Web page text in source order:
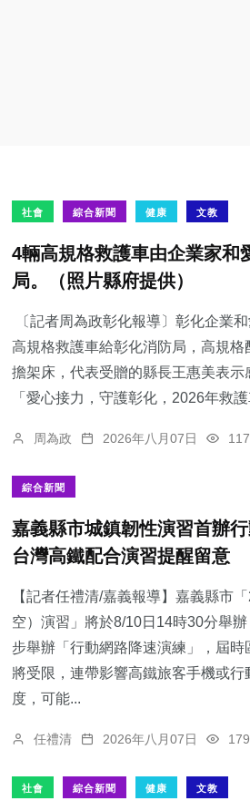
社會 綜合新聞 健康 文教
4輛高規格救護車由企業家和
局。（照片縣府提供）
〔記者周為政彰化報導〕彰化企業
高規格救護車給彰化消防局，高規格
擔架床，代表受贈的縣長王惠美表示
「愛心接力，守護彰化，2026年救
周為政 2026年八月07日
綜合新聞
嘉義縣市城鎮韌性演習首辦
台灣高鐵配合演習提醒留意
【記者任禮清/嘉義報導】嘉義縣市
空）演習」將於8/10日14時30分舉
步舉辦「行動網路降速演練」，屆
將受限，連帶影響高鐵旅客手機或行
度，可能...
任禮清 2026年八月07日
社會 綜合新聞 健康 文教
26+